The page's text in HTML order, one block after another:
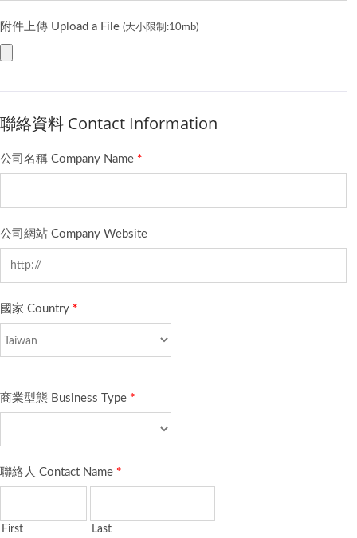
附件上傳 Upload a File (大小限制:10mb)
聯絡資料 Contact Information
公司名稱 Company Name *
公司網站 Company Website
國家 Country *
商業型態 Business Type *
聯絡人 Contact Name *
First Last